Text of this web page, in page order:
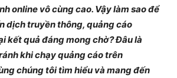
online vô cùng cao. Vậy làm sao để
dịch truyền thông, quảng cáo
kết quả đáng mong chờ? Đâu là
khi chạy quảng cáo trên
chúng tôi tìm hiểu và mang đến